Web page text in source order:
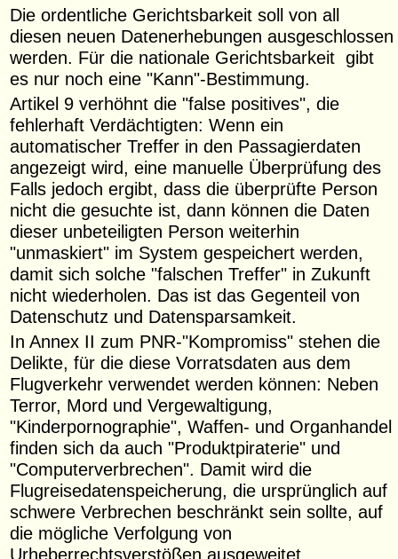
Die ordentliche Gerichtsbarkeit soll von all
diesen neuen Datenerhebungen ausgeschlossen
werden. Für die nationale Gerichtsbarkeit gibt
es nur noch eine "Kann"-Bestimmung.
Artikel 9 verhöhnt die "false positives", die
fehlerhaft Verdächtigten: Wenn ein
automatischer Treffer in den Passagierdaten
angezeigt wird, eine manuelle Überprüfung des
Falls jedoch ergibt, dass die überprüfte Person
nicht die gesuchte ist, dann können die Daten
dieser unbeteiligten Person weiter­hin
"unmaskiert" im System gespeichert werden,
damit sich solche "falschen Treffer" in Zukunft
nicht wiederholen. Das ist das Gegenteil von
Datenschutz und Datensparsamkeit.
In Annex II zum PNR-"Kompromiss" stehen die
Delikte, für die diese Vorratsdaten aus dem
Flugver­kehr verwendet werden können: Neben
Terror, Mord und Vergewaltigung,
"Kinderpornographie", Waffen- und Organhandel
finden sich da auch "Produktpiraterie" und
"Computerverbrechen". Damit wird die
Flugreisedatenspeicherung, die ursprünglich auf
schwere Verbrechen beschränkt sein sollte, auf
die mögliche Verfolgung von
Urheberrechtsverstößen ausgeweitet.